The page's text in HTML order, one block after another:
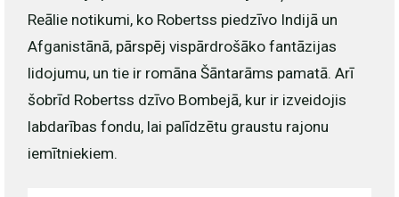
Reālie notikumi, ko Robertss piedzīvo Indijā un
Afganistānā, pārspēj vispārdrošāko fantāzijas
lidojumu, un tie ir romāna Šāntarāms pamatā. Arī
šobrīd Robertss dzīvo Bombejā, kur ir izveidojis
labdarības fondu, lai palīdzētu graustu rajonu
iemītniekiem.